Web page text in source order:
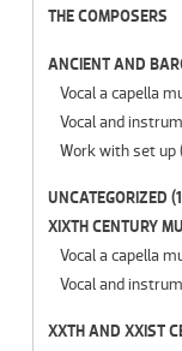
THE COMPOSERS
ANCIENT AND
Vocal a capella
Vocal and
Work with set up
UNCATEGORIZED
XIXTH CENTURY
Vocal a capella
Vocal and
XXTH AND XXIST